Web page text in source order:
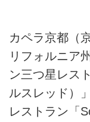
カペラ京都（
リフォルニア
ン三つ星レス
ルスレッド）
レストラン「